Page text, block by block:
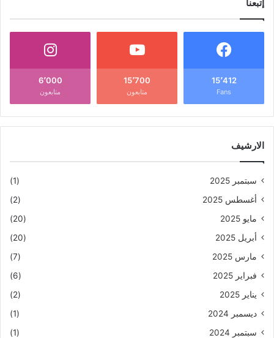
إتبعنا
15٬412
Fans
15٬700
متابعون
6٬000
متابعون
الارشيف
سبتمبر 2025
(1)
أغسطس 2025
(2)
مايو 2025
(20)
أبريل 2025
(20)
مارس 2025
(7)
فبراير 2025
(6)
يناير 2025
(2)
ديسمبر 2024
(1)
سبتمبر 2024
(1)